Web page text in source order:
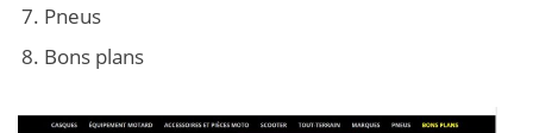
Pneus
Bons plans